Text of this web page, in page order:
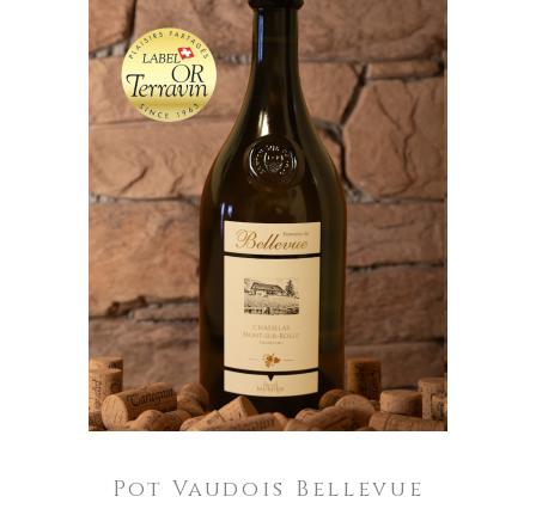
IN DEN WARENKORB
Pot Vaudois Bellevue